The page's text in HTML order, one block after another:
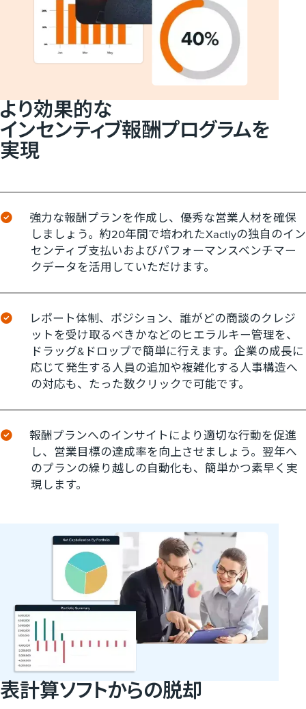
より​効果的な​
インセンティブ報酬プログラムを​
実現
強力な報酬プランを作成し、優秀な営業人材を確保
しましょう。約20年間で培われたXactlyの独自のイン
センティブ支払いおよびパフォーマンスベンチマー
クデータを活用していただけます。
レポート体制、ポジション、誰がどの商談のクレジ
ットを受け取るべきかなどのヒエラルキー管理を、
ドラッグ&ドロップで簡単に行えます。企業の成長に
応じて発生する人員の追加や複雑化する人事構造へ
の対応も、たった数クリックで可能です。
報酬プランへのインサイトにより適切な行動を促進
し、営業目標の達成率を向上させましょう。翌年へ
のプランの繰り越しの自動化も、簡単かつ素早く実
現します。
表計算ソフトからの​脱却